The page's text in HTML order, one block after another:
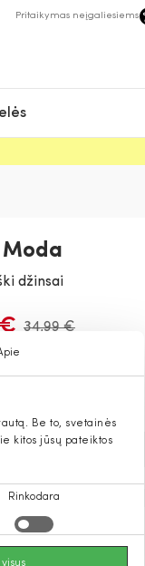
Be to, svetainės
kitos jūsų pateiktos
Rinkodara
Pritaikymas neįgaliesiems
Moda
džinsai
34,99 €
prekės nebeturime.